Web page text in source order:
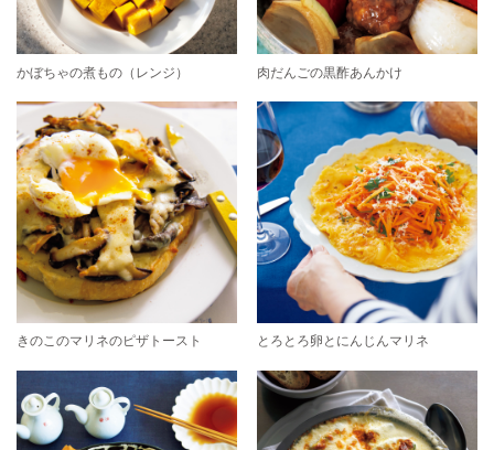
かぼちゃの煮もの（レンジ） 肉だんごの黒酢あんかけ
きのこのマリネのピザトースト とろとろ卵とにんじんマリネ